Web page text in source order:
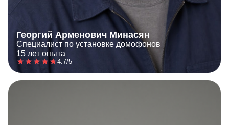
Георгий Арменович Минасян
Специалист по установке домофонов
15 лет опыта
4.7/5